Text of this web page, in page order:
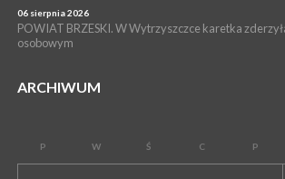
06 sierpnia 2026
POWIAT BRZESKI. W Wytrzyszczce karetka
osobowym
ARCHIWUM
P W Ś C P